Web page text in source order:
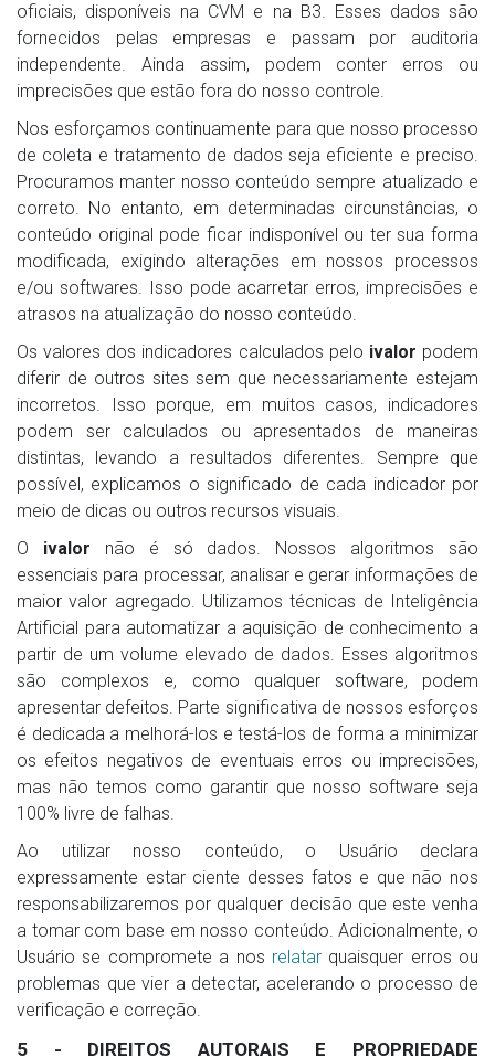
oficiais, disponíveis na CVM e na B3. Esses dados são
fornecidos pelas empresas e passam por auditoria
independente. Ainda assim, podem conter erros ou
imprecisões que estão fora do nosso controle.
Nos esforçamos continuamente para que nosso processo
de coleta e tratamento de dados seja eficiente e preciso.
Procuramos manter nosso conteúdo sempre atualizado e
correto. No entanto, em determinadas circunstâncias, o
conteúdo original pode ficar indisponível ou ter sua forma
modificada, exigindo alterações em nossos processos
e/ou softwares. Isso pode acarretar erros, imprecisões e
atrasos na atualização do nosso conteúdo.
Os valores dos indicadores calculados pelo ivalor podem
diferir de outros sites sem que necessariamente estejam
incorretos. Isso porque, em muitos casos, indicadores
podem ser calculados ou apresentados de maneiras
distintas, levando a resultados diferentes. Sempre que
possível, explicamos o significado de cada indicador por
meio de dicas ou outros recursos visuais.
O ivalor não é só dados. Nossos algoritmos são
essenciais para processar, analisar e gerar informações de
maior valor agregado. Utilizamos técnicas de Inteligência
Artificial para automatizar a aquisição de conhecimento a
partir de um volume elevado de dados. Esses algoritmos
são complexos e, como qualquer software, podem
apresentar defeitos. Parte significativa de nossos esforços
é dedicada a melhorá-los e testá-los de forma a minimizar
os efeitos negativos de eventuais erros ou imprecisões,
mas não temos como garantir que nosso software seja
100% livre de falhas.
Ao utilizar nosso conteúdo, o Usuário declara
expressamente estar ciente desses fatos e que não nos
responsabilizaremos por qualquer decisão que este venha
a tomar com base em nosso conteúdo. Adicionalmente, o
Usuário se compromete a nos relatarquaisquer erros ou
problemas que vier a detectar, acelerando o processo de
verificação e correção.
5 - DIREITOS AUTORAIS E PROPRIEDADE